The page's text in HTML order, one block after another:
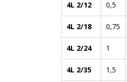
4L 2/12 0,5
4L 2/18 0,75
4L 2/24 1
4L 2/35 1,5